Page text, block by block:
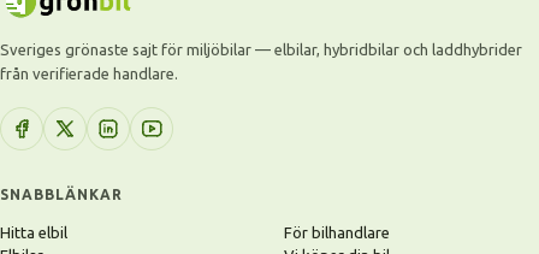
Sveriges grönaste sajt för miljöbilar — elbilar, hybridbilar och laddhybrider
från verifierade handlare.
SNABBLÄNKAR
Hitta elbil
För bilhandlare